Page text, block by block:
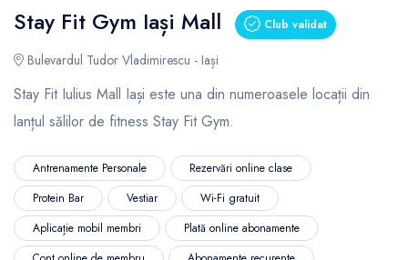
Stay Fit Gym Iași Mall Club validat
Bulevardul Tudor Vladimirescu - Iași
Stay Fit Iulius Mall Iași este una din numeroasele locații din
lanțul sălilor de fitness Stay Fit Gym.
Antrenamente Personale
Rezervări online clase
Protein Bar
Vestiar
Wi-Fi gratuit
Aplicație mobil membri
Plată online abonamente